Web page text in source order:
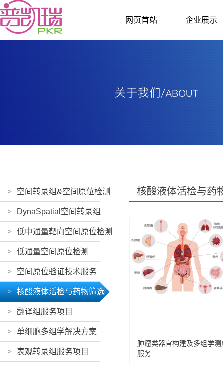
网页首站 企业展示
> 空间转录组&空间原位检测
> DynaSpatial空间转录组
> 低中通量靶向空间原位检测
> 低通量空间原位检测
> 空间原位验证技术服务
> 核酸液体活检与药物筛选
> 翻译组服务项目
> 单细胞多组学解决方案
> 表观转录组服务项目
核酸液体活检与药
肿瘤类器官构建及多组学测
服务